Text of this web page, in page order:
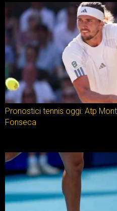
Pronostici tennis oggi: Atp
Fonseca